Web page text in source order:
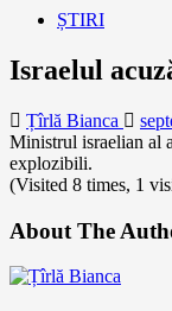
ȘTIRI
Israelul
Țîrlă Bianca
Ministrul israelian al
explozibili.
(Visited 8 times, 1
About The